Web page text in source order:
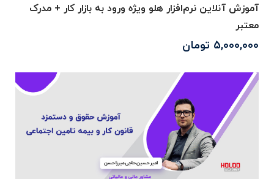
آموزش آنلاین نرم‌افزار هلو ویژه ورود به بازار کار + مدرک
معتبر
5,000,000 تومان